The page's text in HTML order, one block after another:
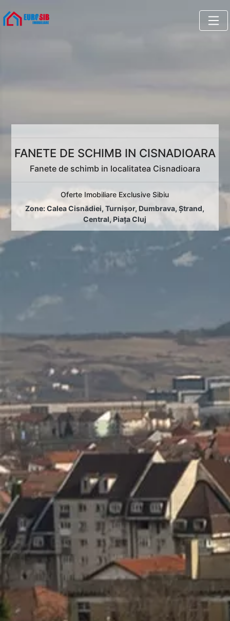
FANETE DE SCHIMB IN CISNADIOARA
Fanete de schimb in localitatea Cisnadioara
Oferte Imobiliare Exclusive Sibiu
Zone:Calea Cisnădiei,Turnișor, Dumbrava,Ștrand,
Central,Piața Cluj